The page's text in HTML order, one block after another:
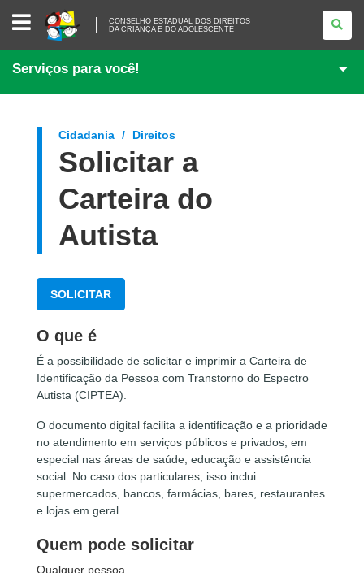
CONSELHO
ESTADUAL
DOS
DIREITOS
CRIANÇA
DO
CONSELHO ESTADUAL DOS DIREITOS
DA CRIANÇA E DO ADOLESCENTE
Serviços para você!
Cidadania Direitos
Solicitar a
Carteira do
Autista
SOLICITAR
O que é
É a possibilidade de solicitar e imprimir a Carteira de
Identificação da Pessoa com Transtorno do Espectro
Autista (CIPTEA).
O documento digital facilita a identificação e a prioridade
no atendimento em serviços públicos e privados, em
especial nas áreas de saúde, educação e assistência
social. No caso dos particulares, isso inclui
supermercados, bancos, farmácias, bares, restaurantes
e lojas em geral.
Quem pode solicitar
Qualquer pessoa.